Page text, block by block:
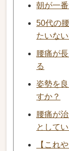
朝が一
50代の
たいな
腰痛が
る
姿勢を
すか？
腰痛が
として
【これ